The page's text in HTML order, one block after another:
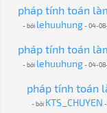
pháp tính toán
- bởi lehuuhung- 04-08-
pháp tính toán
- bởi lehuuhung- 04-08-
pháp tính toán
- bởi KTS_CHUYEN